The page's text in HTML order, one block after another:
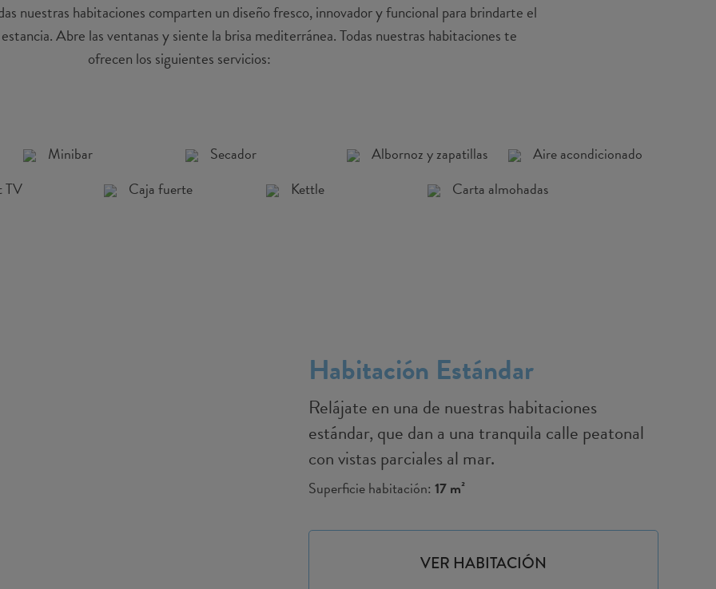
nuestras habitaciones comparten un diseño fresco, innovador y funcional para brindarte el
Abre las ventanas y siente la brisa mediterránea. Todas nuestras habitaciones te
ofrecen los siguientes servicios:
Minibar Secador Albornoz y zapatillas
Aire acondicionado
TV
Caja fuerte Kettle Carta almohadas
Habitación Estándar
Relájate en una de nuestras habitaciones
estándar, que dan a una tranquila calle peatonal
con vistas parciales al mar.
Superficie habitación: 17 m²
VER HABITACIÓN